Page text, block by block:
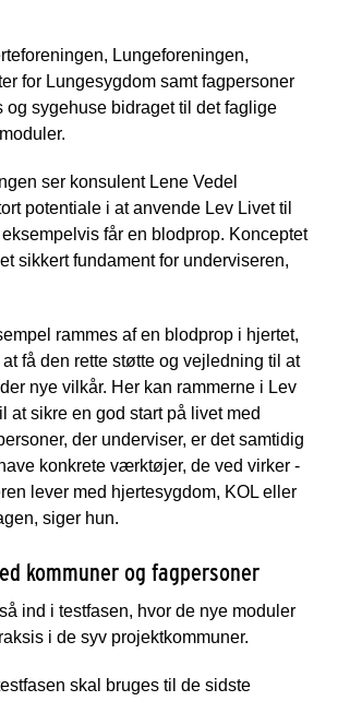
Lungeforeningen,
for Lungesygdom samt fagpersoner
og sygehuse bidraget til det faglige
ser konsulent Lene Vedel
potentiale i at anvende Lev Livet til
får en blodprop. Konceptet
sikkert fundament for underviseren,
rammes af en blodprop i hjertet,
få den rette støtte og vejledning til at
nye vilkår. Her kan rammerne i Lev
at sikre en god start på livet med
der underviser, er det samtidig
konkrete værktøjer, de ved virker -
lever med hjertesygdom, KOL eller
siger hun.
kommuner og fagpersoner
ind i testfasen, hvor de nye moduler
i de syv projektkommuner.
skal bruges til de sidste